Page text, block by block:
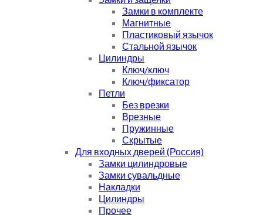
Замки в комплекте
Магнитные
Пластиковый язычок
Стальной язычок
Цилиндры
Ключ/ключ
Ключ/фиксатор
Петли
Без врезки
Врезные
Пружинные
Скрытые
Для входных дверей (Россия)
Замки цилиндровые
Замки сувальдные
Накладки
Цилиндры
Прочее